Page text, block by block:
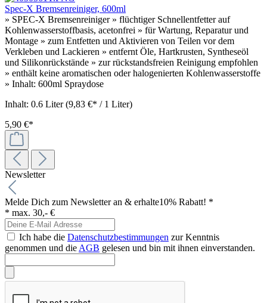
Spec-X Bremsenreiniger, 600ml
» SPEC-X Bremsenreiniger » flüchtiger Schnellentfetter auf
Kohlenwasserstoffbasis, acetonfrei » für Wartung, Reparatur und
Montage » zum Entfetten und Aktivieren von Teilen vor dem
Verkleben und Lackieren » entfernt Öle, Hartkrusten, Syntheseöl
und Silikonrückstände » zur rückstandsfreien Reinigung empfohlen
» enthält keine aromatischen oder halogenierten Kohlenwasserstoffe
» Inhalt: 600ml Spraydose
Inhalt: 0.6 Liter(9,83 €* / 1 Liter)
5,90 €*
Newsletter
Melde Dich zum Newsletter an & erhalte10% Rabatt! *
* max. 30,- €
Ich habe die Datenschutzbestimmungen zur Kenntnis
genommen und die AGB gelesen und bin mit ihnen einverstanden.